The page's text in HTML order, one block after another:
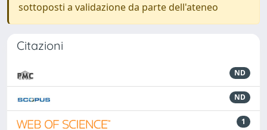
sottoposti a validazione da parte dell'ateneo
Citazioni
ND
ND
1